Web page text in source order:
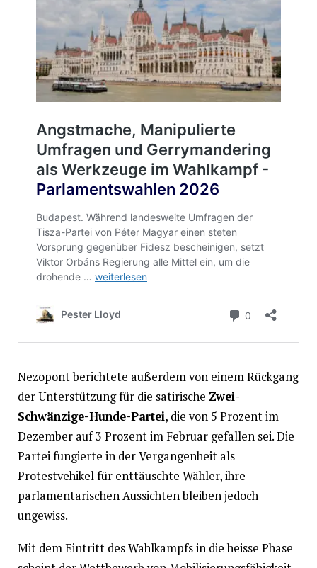
Nezopont berichtete außerdem von einem Rückgang
der Unterstützung für die satirische Zwei-
Schwänzige-Hunde-Partei, die von 5 Prozent im
Dezember auf 3 Prozent im Februar gefallen sei. Die
Partei fungierte in der Vergangenheit als
Protestvehikel für enttäuschte Wähler, ihre
parlamentarischen Aussichten bleiben jedoch
ungewiss.
Mit dem Eintritt des Wahlkampfs in die heisse Phase